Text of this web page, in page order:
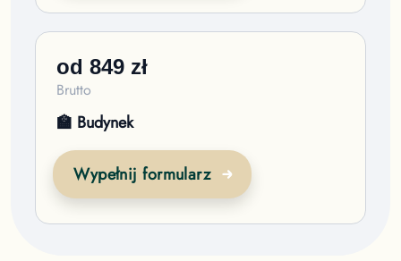
od849 zł
Brutto
🏫 Budynek
Wypełnij formularz